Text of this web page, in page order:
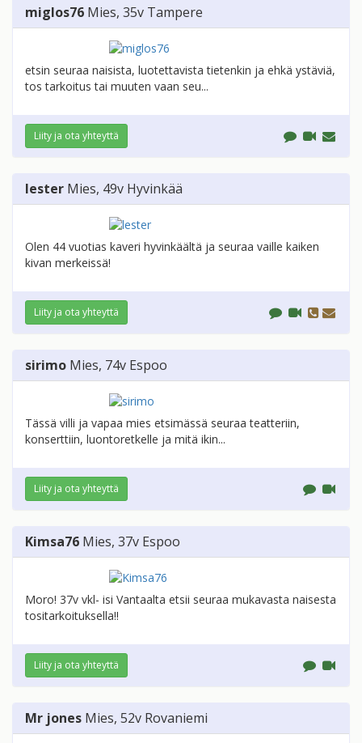
miglos76 Mies, 35v Tampere
etsin seuraa naisista, luotettavista tietenkin ja ehkä ystäviä,
tos tarkoitus tai muuten vaan seu...
Liity ja ota yhteyttä
lester Mies, 49v Hyvinkää
Olen 44 vuotias kaveri hyvinkäältä ja seuraa vaille kaiken
kivan merkeissä!
Liity ja ota yhteyttä
sirimo Mies, 74v Espoo
Tässä villi ja vapaa mies etsimässä seuraa teatteriin,
konserttiin, luontoretkelle ja mitä ikin...
Liity ja ota yhteyttä
Kimsa76 Mies, 37v Espoo
Moro! 37v vkl- isi Vantaalta etsii seuraa mukavasta naisesta
tositarkoituksella!!
Liity ja ota yhteyttä
Mr jones Mies, 52v Rovaniemi